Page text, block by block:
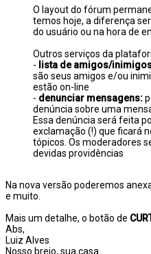
O layout do fórum
temos hoje, a diferença
do usuário ou na hora de
Outros serviços da
- lista de amigos/
são seus amigos e/ou
estão on-line
- denunciar mensagens:
denúncia sobre uma
Essa denúncia será feita
exclamação (!) que ficará
tópicos. Os moderadores
devidas providências
Na nova versão poderemos
e muito.
Mais um detalhe, o botão de
Abs,
Luiz Alves
Nosso brejo, sua casa.